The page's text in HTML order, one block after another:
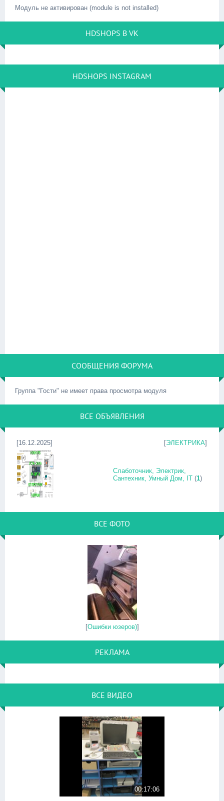
Модуль не активирован (module is not installed)
HDSHOPS В VK
HDSHOPS INSTAGRAM
СООБЩЕНИЯ ФОРУМА
Группа "Гости" не имеет права просмотра модуля
ВСЕ ОБЪЯВЛЕНИЯ
[16.12.2025] [ЭЛЕКТРИКА]
Слаботочник, Электрик,
Сантехник, Умный Дом, IT (1)
ВСЕ ФОТО
[Ошибки юзеров)]
РЕКЛАМА
ВСЕ ВИДЕО
00:17:06